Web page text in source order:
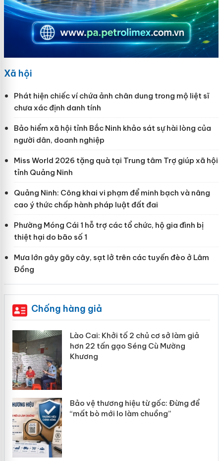
Xã hội
Phát hiện chiếc ví chứa ảnh chân dung trong mộ liệt sĩ
chưa xác định danh tính
Bảo hiểm xã hội tỉnh Bắc Ninh khảo sát sự hài lòng của
người dân, doanh nghiệp
Miss World 2026 tặng quà tại Trung tâm Trợ giúp xã hội
tỉnh Quảng Ninh
Quảng Ninh: Công khai vi phạm để minh bạch và nâng
cao ý thức chấp hành pháp luật đất đai
Phường Móng Cái 1 hỗ trợ các tổ chức, hộ gia đình bị
thiệt hại do bão số 1
Mưa lớn gây gãy cây, sạt lở trên các tuyến đèo ở Lâm
Đồng
Chống hàng giả
Lào Cai: Khởi tố 2 chủ cơ sở làm giả
hơn 22 tấn gạo Séng Cù Mường
Khương
Bảo vệ thương hiệu từ gốc: Đừng để
“mất bò mới lo làm chuồng”